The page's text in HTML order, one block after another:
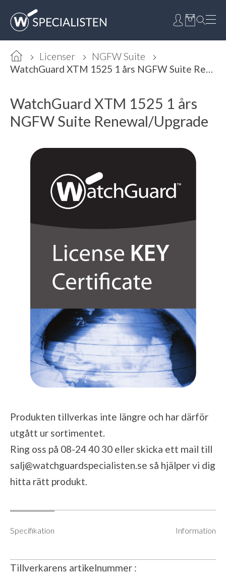
Licenser
NGFW Suite
WatchGuard XTM 1525 1 års NGFW Suite Renewal/Upgrade
WatchGuard XTM 1525 1 års
NGFW Suite Renewal/Upgrade
Produkten tillverkas inte längre och har därför
utgått ur sortimentet.
Ring oss på 08-24 40 30 eller skicka ett mail till
salj@watchguardspecialisten.se så hjälper vi dig
hitta rätt produkt.
Specifikation Information
Tillverkarens artikelnummer